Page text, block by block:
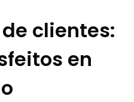
clientes:
en